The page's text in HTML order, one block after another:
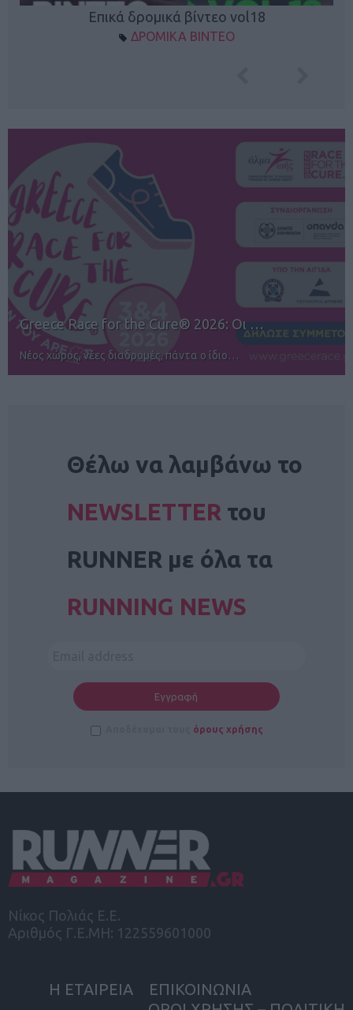
Επικά δρομικά βίντεο vol18
ΔΡΟΜΙΚΑ ΒΙΝΤΕΟ
12ος TUI Rhodes Marathon: Άνοιγμα ε…
Αγώνες για όλους στην Ρόδο
Θέλω να λαμβάνω το
NEWSLETTER του
RUNNER με όλα τα
RUNNING NEWS
όρους χρήσης
Νίκος Πολιάς Ε.Ε.
Αριθμός Γ.Ε.ΜΗ: 122559601000
Η ΕΤΑΙΡΕΙΑ
ΕΠΙΚΟΙΝΩΝΙΑ